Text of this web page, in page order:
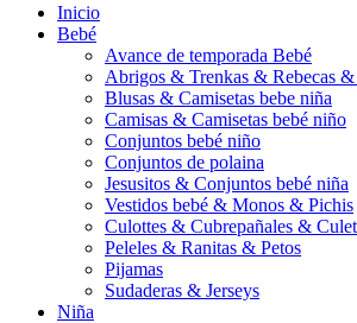
Inicio
Bebé
Avance de temporada Bebé
Abrigos & Trenkas & Rebecas
Blusas & Camisetas bebe niña
Camisas & Camisetas bebé niño
Conjuntos bebé niño
Conjuntos de polaina
Jesusitos & Conjuntos bebé niña
Vestidos bebé & Monos & Pichis
Culottes & Cubrepañales &
Peleles & Ranitas & Petos
Pijamas
Sudaderas & Jerseys
Niña